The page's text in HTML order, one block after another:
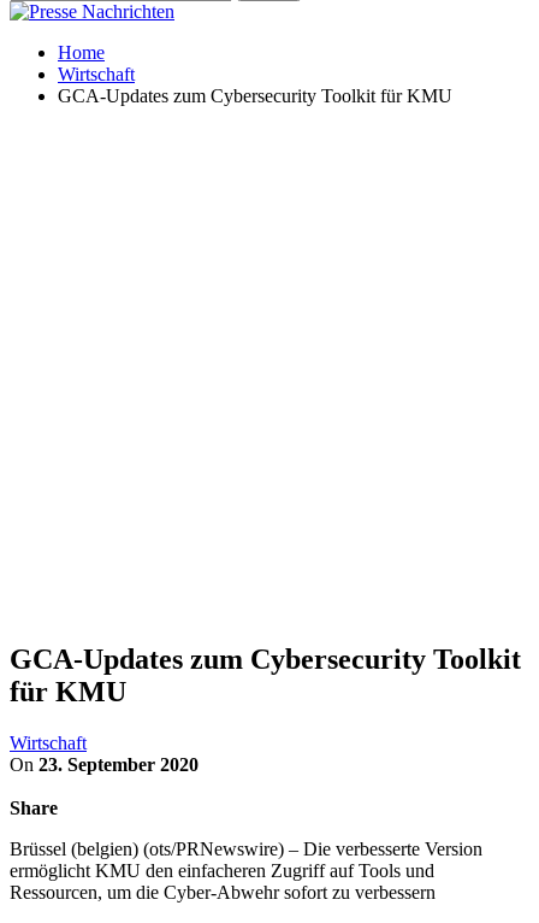
Home
Wirtschaft
GCA-Updates zum Cybersecurity Toolkit für KMU
GCA-Updates zum Cybersecurity Toolkit
für KMU
Wirtschaft
On 23. September 2020
Share
Brüssel (belgien) (ots/PRNewswire) – Die verbesserte Version
ermöglicht KMU den einfacheren Zugriff auf Tools und
Ressourcen, um die Cyber-Abwehr sofort zu verbessern